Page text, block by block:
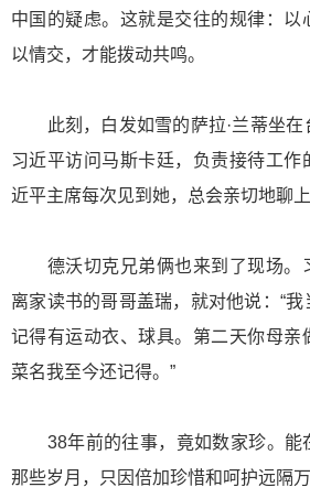
中国的疑虑。这就是交往的规律：以
以情交，才能拨动共鸣。
此刻，白发如雪的萨拉·兰蒂坐在
习近平访问马斯卡廷，负责接待工作
近平主席每次见到她，总会亲切地聊上
德沃切克兄弟俩也来到了现场。
离家读书的哥哥盖瑞，就对他说：“我
记得有运动衣、球具。第二天你母亲
菜名我至今还记得。”
38年前的往事，竟如数家珍。能
那些岁月，只因倍加珍惜和呵护远隔万